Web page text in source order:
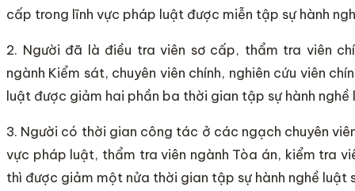
cấp trong lĩnh vực pháp luật được miễn tập sự hành
2. Người đã là điều tra viên sơ cấp, thẩm tra viên
ngành Kiểm sát, chuyên viên chính, nghiên cứu viên
luật được giảm hai phần ba thời gian tập sự hành nghề
3. Người có thời gian công tác ở các ngạch chuyên
vực pháp luật, thẩm tra viên ngành Tòa án, kiểm tra
thì được giảm một nửa thời gian tập sự hành nghề luật